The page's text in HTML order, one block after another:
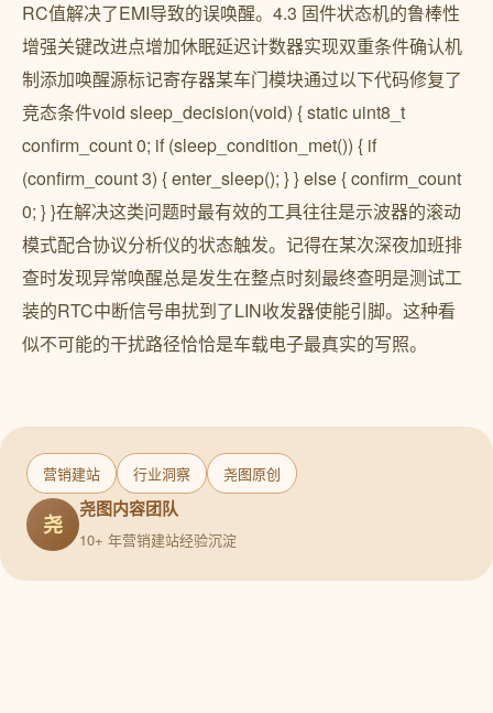
RC值解决了EMI导致的误唤醒。4.3 固件状态机的鲁棒性
增强关键改进点增加休眠延迟计数器实现双重条件确认机
制添加唤醒源标记寄存器某车门模块通过以下代码修复了
竞态条件void sleep_decision(void) { static uint8_t
confirm_count 0; if (sleep_condition_met()) { if
(confirm_count 3) { enter_sleep(); } } else { confirm_count
0; } }在解决这类问题时最有效的工具往往是示波器的滚动
模式配合协议分析仪的状态触发。记得在某次深夜加班排
查时发现异常唤醒总是发生在整点时刻最终查明是测试工
装的RTC中断信号串扰到了LIN收发器使能引脚。这种看
似不可能的干扰路径恰恰是车载电子最真实的写照。
营销建站 行业洞察 尧图原创
尧
尧图内容团队
10+ 年营销建站经验沉淀